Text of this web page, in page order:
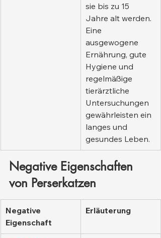
sie bis zu 15
Jahre alt werden.
Eine
ausgewogene
Ernährung, gute
Hygiene und
regelmäßige
tierärztliche
Untersuchungen
gewährleisten ein
langes und
gesundes Leben.
Negative Eigenschaften
von Perserkatzen
Negative
Eigenschaft
Erläuterung